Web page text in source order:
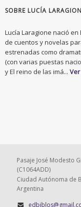
SOBRE LUCÍA
Lucía Laragione nació
de cuentos y novelas
estrenadas como
(con varias puestas
y El reino de las imá...
Pasaje José Modesto
(C1064ADD)
Ciudad Autónoma de
Argentina